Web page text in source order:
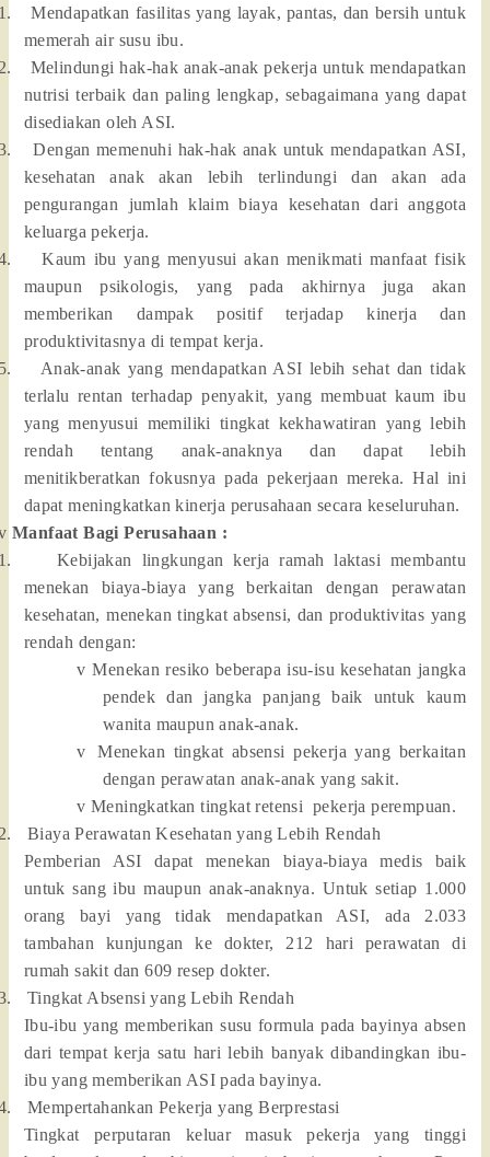
Mendapatkan fasilitas yang layak, pantas, dan bersih untuk
memerah air susu ibu.
Melindungi hak-hak anak-anak pekerja untuk mendapatkan
nutrisi terbaik dan paling lengkap, sebagaimana yang dapat
disediakan oleh ASI.
Dengan memenuhi hak-hak anak untuk mendapatkan ASI,
kesehatan anak akan lebih terlindungi dan akan ada
pengurangan jumlah klaim biaya kesehatan dari anggota
keluarga pekerja.
Kaum ibu yang menyusui akan menikmati manfaat fisik
maupun psikologis, yang pada akhirnya juga akan
memberikan dampak positif terjadap kinerja dan
produktivitasnya di tempat kerja.
Anak-anak yang mendapatkan ASI lebih sehat dan tidak
terlalu rentan terhadap penyakit, yang membuat kaum ibu
yang menyusui memiliki tingkat kekhawatiran yang lebih
rendah tentang anak-anaknya dan dapat lebih
menitikberatkan fokusnya pada pekerjaan mereka. Hal ini
dapat meningkatkan kinerja perusahaan secara keseluruhan.
Manfaat Bagi Perusahaan :
Kebijakan lingkungan kerja ramah laktasi membantu
menekan biaya-biaya yang berkaitan dengan perawatan
kesehatan, menekan tingkat absensi, dan produktivitas yang
rendah dengan:
v Menekan resiko beberapa isu-isu kesehatan jangka
pendek dan jangka panjang baik untuk kaum
wanita maupun anak-anak.
v
Menekan tingkat absensi pekerja yang berkaitan
dengan perawatan anak-anak yang sakit.
v Meningkatkan tingkat retensi pekerja perempuan.
Biaya Perawatan Kesehatan yang Lebih Rendah
Pemberian ASI dapat menekan biaya-biaya medis baik
untuk sang ibu maupun anak-anaknya. Untuk setiap 1.000
orang bayi yang tidak mendapatkan ASI, ada 2.033
tambahan kunjungan ke dokter, 212 hari perawatan di
rumah sakit dan 609 resep dokter.
Tingkat Absensi yang Lebih Rendah
Ibu-ibu yang memberikan susu formula pada bayinya absen
dari tempat kerja satu hari lebih banyak dibandingkan ibu-
ibu yang memberikan ASI pada bayinya.
Mempertahankan Pekerja yang Berprestasi
Tingkat perputaran keluar masuk pekerja yang tinggi